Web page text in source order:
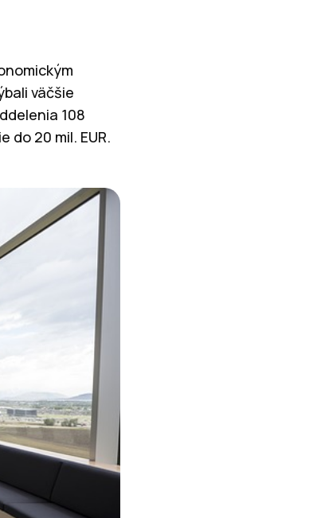
väčšie
108
do 20 mil. EUR.